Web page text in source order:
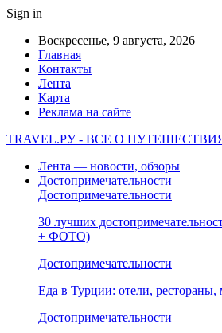
Sign in
Воскресенье, 9 августа, 2026
Главная
Контакты
Лента
Карта
Реклама на сайте
TRAVEL.РУ - ВСЕ О
Лента — новости, обзоры
Достопримечательности
Достопримечательности
30 лучших
+ ФОТО)
Достопримечательности
Еда в Турции: отели, рестораны,
Достопримечательности